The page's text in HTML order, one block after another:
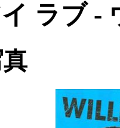
ラブ -